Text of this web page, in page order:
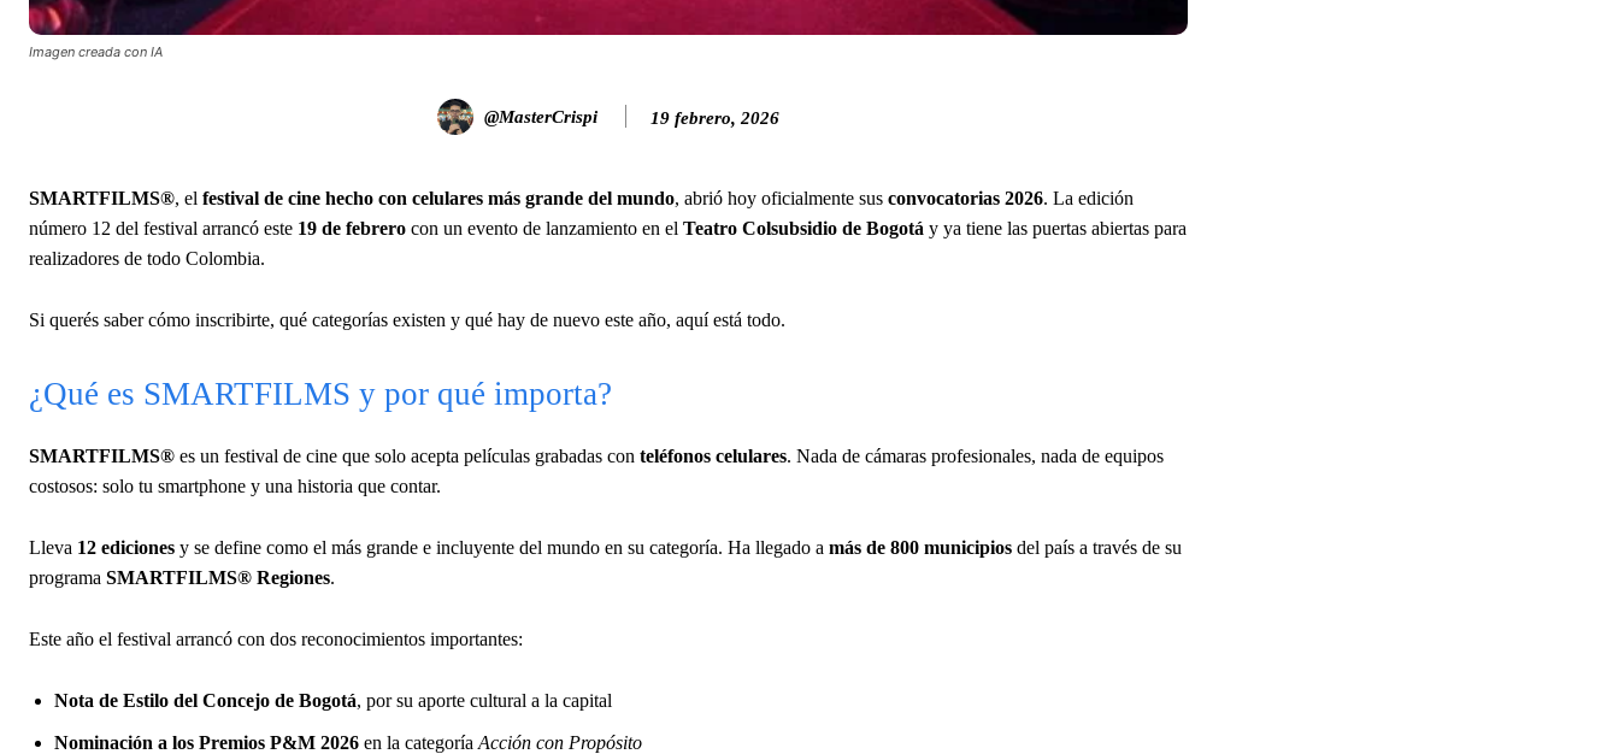
Imagen creada con IA
@MasterCrispi 19 febrero, 2026
SMARTFILMS®, el festival de cine hecho con celulares más grande del mundo, abrió hoy oficialmente sus convocatorias 2026. La edición
número 12 del festival arrancó este 19 de febrero con un evento de lanzamiento en el Teatro Colsubsidio de Bogotá y ya tiene las puertas abiertas para
realizadores de todo Colombia.
Si querés saber cómo inscribirte, qué categorías existen y qué hay de nuevo este año, aquí está todo.
¿Qué es SMARTFILMS y por qué importa?
SMARTFILMS® es un festival de cine que solo acepta películas grabadas con teléfonos celulares. Nada de cámaras profesionales, nada de equipos
costosos: solo tu smartphone y una historia que contar.
Lleva 12 ediciones y se define como el más grande e incluyente del mundo en su categoría. Ha llegado a más de 800 municipios del país a través de su
programa SMARTFILMS® Regiones.
Este año el festival arrancó con dos reconocimientos importantes:
Nota de Estilo del Concejo de Bogotá, por su aporte cultural a la capital
Nominación a los Premios P&M 2026 en la categoría Acción con Propósito